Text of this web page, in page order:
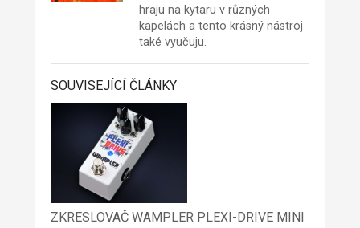
hraju na kytaru v různých
kapelách a tento krásný nástroj
také vyučuju.
SOUVISEJÍCÍ ČLÁNKY
ZKRESLOVAČ WAMPLER PLEXI-DRIVE MINI